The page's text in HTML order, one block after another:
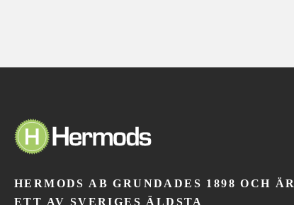
HERMODS AB GRUNDADES 1898 OCH ÄR
ETT AV SVERIGES ÄLDSTA